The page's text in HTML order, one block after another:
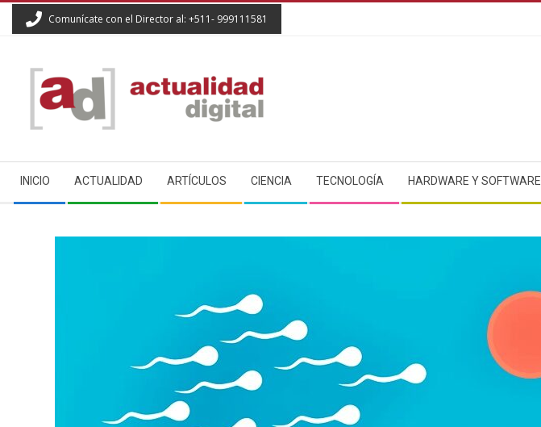
Comunícate con el Director al: +511- 999111581
ACTUALIDAD
DIGITAL
Navigation
Menu
INICIO ACTUALIDAD ARTÍCULOS CIENCIA TECNOLOGÍA HARDWARE Y SOFTWARE